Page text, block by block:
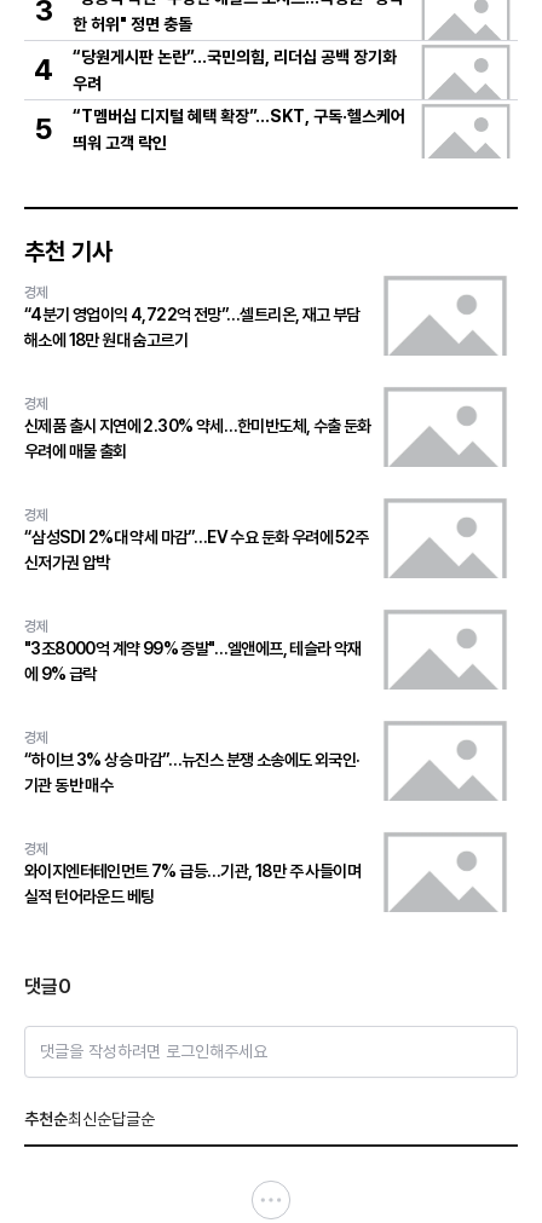
3
한 허위" 정면 충돌
4
“당원게시판 논란”…국민의힘, 리더십 공백 장기화
우려
5
“T멤버십 디지털 혜택 확장”…SKT, 구독·헬스케어
띄워 고객 락인
추천 기사
경제
“4분기 영업이익 4,722억 전망”…셀트리온, 재고 부담
해소에 18만 원대 숨고르기
경제
신제품 출시 지연에 2.30% 약세…한미반도체, 수출 둔화
우려에 매물 출회
경제
“삼성SDI 2%대 약세 마감”…EV 수요 둔화 우려에 52주
신저가권 압박
경제
"3조8000억 계약 99% 증발"…엘앤에프, 테슬라 악재
에 9% 급락
경제
“하이브 3% 상승 마감”…뉴진스 분쟁 소송에도 외국인·
기관 동반 매수
경제
와이지엔터테인먼트 7% 급등…기관, 18만 주 사들이며
실적 턴어라운드 베팅
댓글0
댓글을 작성하려면 로그인해주세요
추천순최신순답글순